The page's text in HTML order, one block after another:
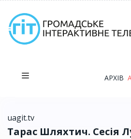
АРХІВ
uagit.tv
Тарас Шляхтич. Сесія